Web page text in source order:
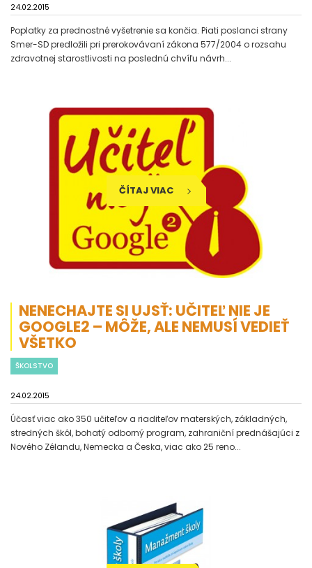
24.02.2015
Poplatky za prednostné vyšetrenie sa končia. Piati poslanci strany
Smer-SD predložili pri prerokovávaní zákona 577/2004 o rozsahu
zdravotnej starostlivosti na poslednú chvíľu návrh...
ČÍTAJ VIAC
NENECHAJTE SI UJSŤ: UČITEĽ NIE JE
GOOGLE2 – MÔŽE, ALE NEMUSÍ VEDIEŤ
VŠETKO
ŠKOLSTVO
24.02.2015
Účasť viac ako 350 učiteľov a riaditeľov materských, základných,
stredných škôl, bohatý odborný program, zahraniční prednášajúci z
Nového Zélandu, Nemecka a Česka, viac ako 25 reno...